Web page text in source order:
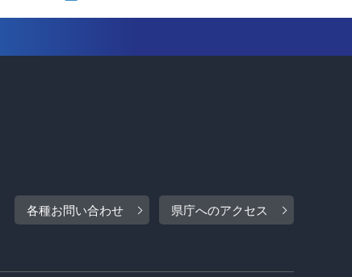
各種お問い合わせ 県庁へのアクセス